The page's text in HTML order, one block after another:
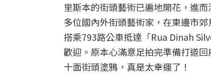
里斯本的街頭藝術已遍地開花，進
多位國內外街頭藝術家，在東邊市
搭乘793路公車抵達「Rua Dinah
歡迎。原本心滿意足拍完準備打道
十面街頭塗鴉，真是太幸運了！